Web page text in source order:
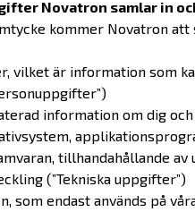
Novatron samlar in
kommer Novatron att
vilket är information som
information om dig
tillhandahållande
(”Tekniska uppgifter”)
som endast används på